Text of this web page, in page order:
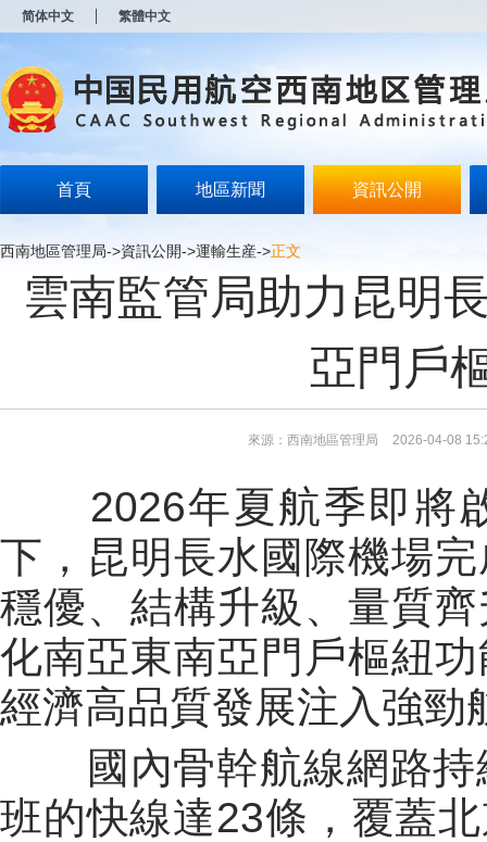
简体中文 繁體中文
首頁 地區新聞 資訊公開
西南地區管理局->資訊公開->運輸生産->正文
雲南監管局助力昆明
亞門戶
來源：西南地區管理局 2026-04-08
2026年夏航季即將
下，昆明長水國際機場
穩優、結構升級、量質
化南亞東南亞門戶樞紐
經濟高品質發展注入強勁
國內骨幹航線網路
班的快線達23條，覆蓋
开
无
障
说
按
Alt